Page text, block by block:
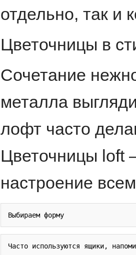
отдельно, так и
Цветочницы в
Сочетание
металла
лофт часто
Цветочницы loft
настроение